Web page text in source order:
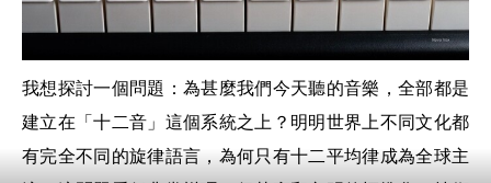
我想探討一個問題：為甚麼我們今天聽的音樂，全部都是
建立在「十二音」這個系統之上？明明世界上不同文化都
有完全不同的旋律語言，為何只有十二平均律成為全球主